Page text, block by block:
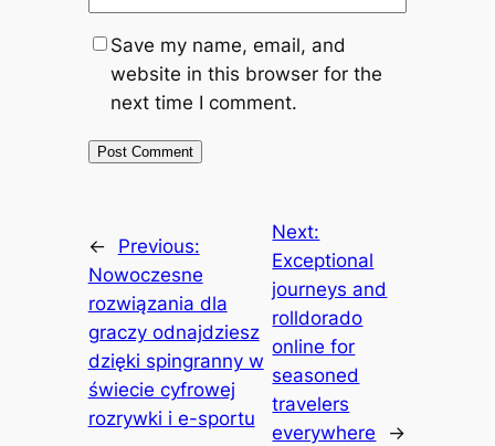
Save my name, email, and
website in this browser for the
next time I comment.
←
Previous:
Nowoczesne
rozwiązania dla
graczy odnajdziesz
dzięki spingranny w
świecie cyfrowej
rozrywki i e-sportu
Next:
Exceptional
journeys and
rolldorado
online for
seasoned
travelers
everywhere
→